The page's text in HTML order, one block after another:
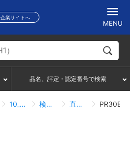
企業サイトへ
MENU
品名、評定・認定番号で検索
10_21_01_直線 検索結果一覧 直線ラック（一段） PR30B